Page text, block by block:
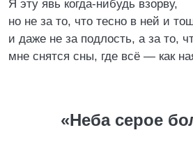
Я эту явь когда-нибудь взорву,
но не за то, что тесно в ней и
и даже не за подлость, а за то,
мне снятся сны, где всё — как
«Hеба серое